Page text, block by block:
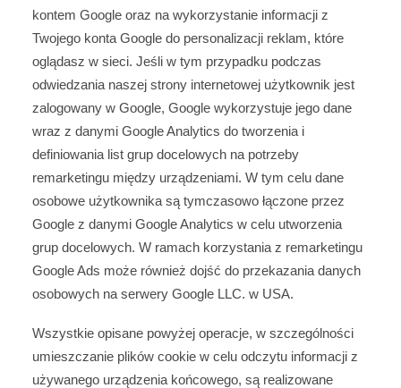
kontem Google oraz na wykorzystanie informacji z
Twojego konta Google do personalizacji reklam, które
oglądasz w sieci. Jeśli w tym przypadku podczas
odwiedzania naszej strony internetowej użytkownik jest
zalogowany w Google, Google wykorzystuje jego dane
wraz z danymi Google Analytics do tworzenia i
definiowania list grup docelowych na potrzeby
remarketingu między urządzeniami. W tym celu dane
osobowe użytkownika są tymczasowo łączone przez
Google z danymi Google Analytics w celu utworzenia
grup docelowych. W ramach korzystania z remarketingu
Google Ads może również dojść do przekazania danych
osobowych na serwery Google LLC. w USA.
Wszystkie opisane powyżej operacje, w szczególności
umieszczanie plików cookie w celu odczytu informacji z
używanego urządzenia końcowego, są realizowane